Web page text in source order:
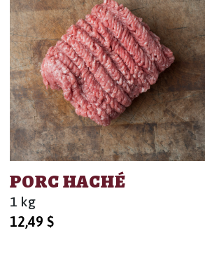
PORC HACHÉ
1 kg
12,49 $